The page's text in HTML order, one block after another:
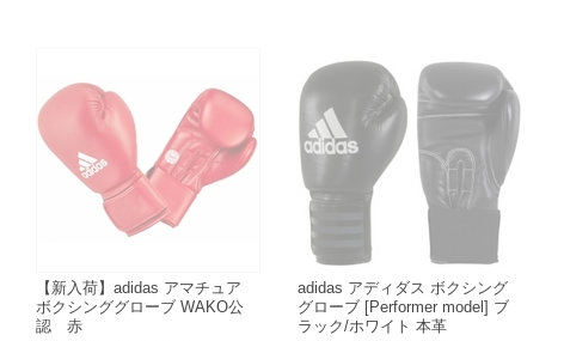
【新入荷】adidas アマチュア
ボクシンググローブ WAKO公
認 赤
adidas アディダス ボクシング
グローブ [Performer model] ブ
ラック/ホワイト 本革